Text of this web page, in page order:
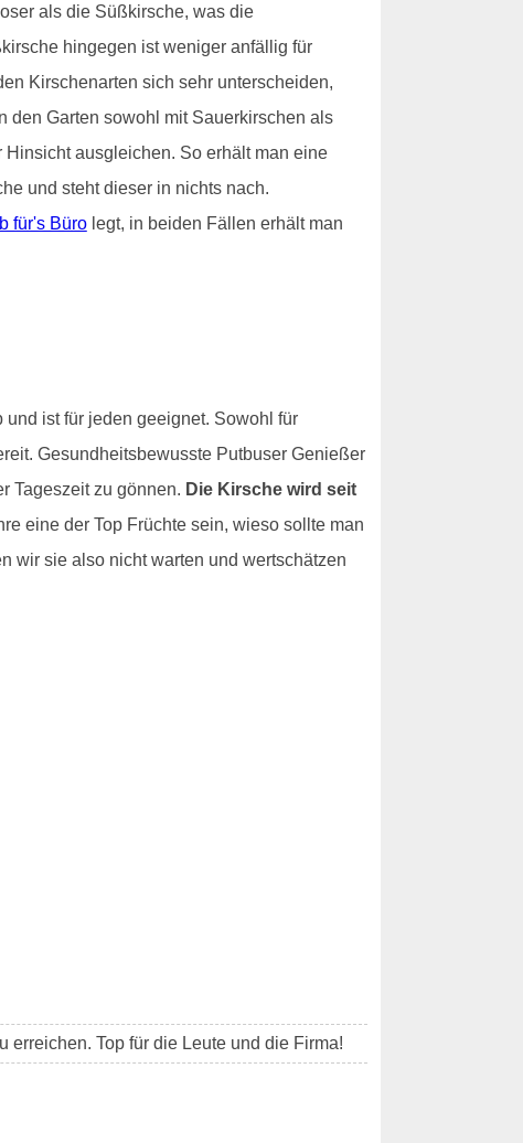
als die Süßkirsche, was die
hingegen ist weniger anfällig für
Kirschenarten sich sehr unterscheiden,
den Garten sowohl mit Sauerkirschen als
ausgleichen. So erhält man eine
und steht dieser in nichts nach.
für's Bürolegt, in beiden Fällen erhält man
ist für jeden geeignet. Sowohl für
Gesundheitsbewusste Putbuser Genießer
Tageszeit zu gönnen. Die Kirsche wird seit
eine der Top Früchte sein, wieso sollte man
wir sie also nicht warten und wertschätzen
erreichen. Top für die Leute und die Firma!